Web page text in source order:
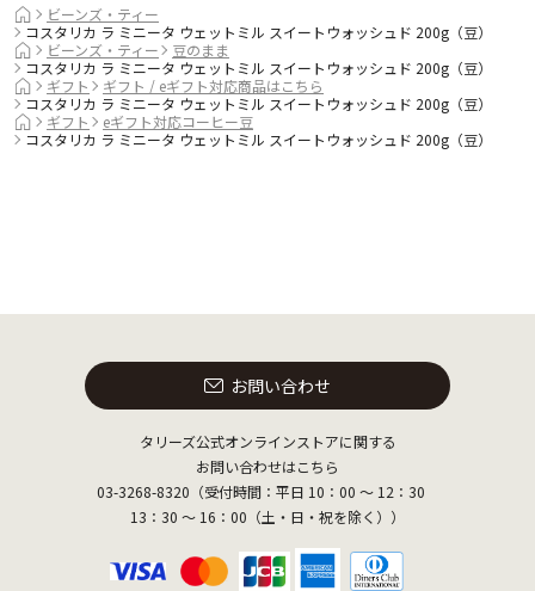
ビーンズ・ティー
コスタリカ ラ ミニータ ウェットミル スイートウォッシュド 200g（豆）
ビーンズ・ティー
豆のまま
コスタリカ ラ ミニータ ウェットミル スイートウォッシュド 200g（豆）
ギフト
ギフト / eギフト対応商品はこちら
コスタリカ ラ ミニータ ウェットミル スイートウォッシュド 200g（豆）
ギフト
eギフト対応コーヒー豆
コスタリカ ラ ミニータ ウェットミル スイートウォッシュド 200g（豆）
お問い合わせ
タリーズ公式オンラインストアに関する
お問い合わせはこちら
03-3268-8320（受付時間：平日 10：00 ～ 12：30
13：30 ～ 16：00（土・日・祝を除く））